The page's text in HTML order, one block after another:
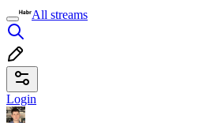
All streams
Login